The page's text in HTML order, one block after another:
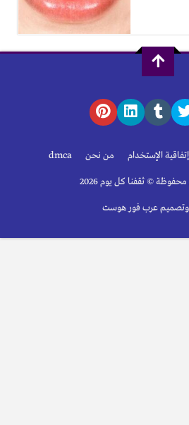
إتفاقية الإستخدام من نحن dmca
© ثقفنا كل يوم 2026
وتصميم عرب فور هوست